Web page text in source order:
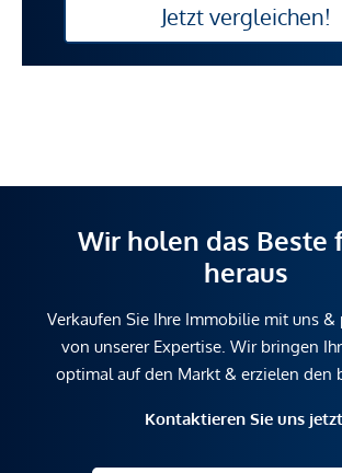
Jetzt vergleichen!
Wir holen das Beste
heraus
Verkaufen Sie Ihre Immobilie mit uns &
von unserer Expertise. Wir bringen
optimal auf den Markt & erzielen den
Kontaktieren Sie uns